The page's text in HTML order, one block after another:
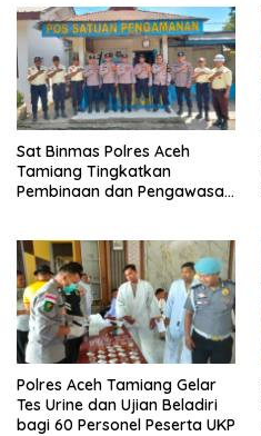
Bhayangkari Peduli
Sat Binmas Polres Aceh
Tamiang Tingkatkan
Pembinaan dan Pengawasan
Polres Aceh Tamiang Gelar
Tes Urine dan Ujian Beladiri
bagi 60 Personel Peserta UKP